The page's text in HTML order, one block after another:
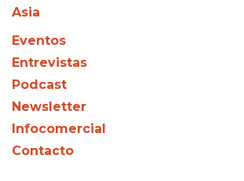
Asia
Eventos
Entrevistas
Podcast
Newsletter
Infocomercial
Contacto